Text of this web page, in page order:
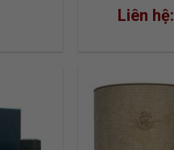
Liên hệ:
ADD TO